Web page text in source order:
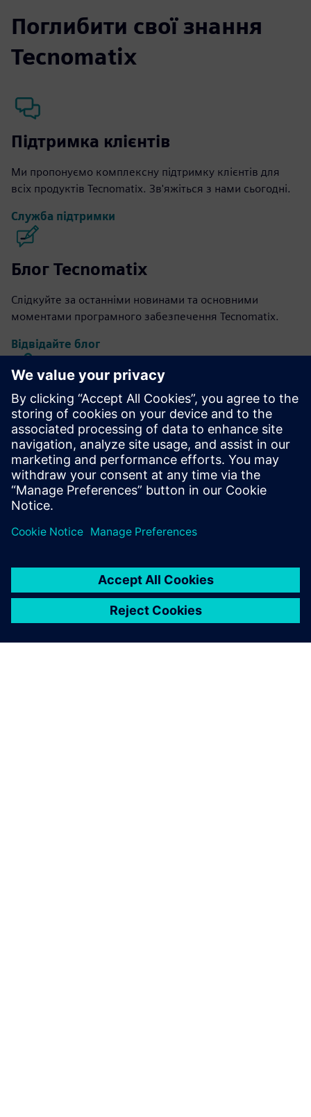
Поглибити свої знання
Tecnomatix
Підтримка клієнтів
Ми пропонуємо комплексну підтримку клієнтів для
всіх продуктів Tecnomatix. Зв'яжіться з нами сьогодні.
Служба підтримки
Блог Tecnomatix
Слідкуйте за останніми новинами та основними
моментами програмного забезпечення Tecnomatix.
Відвідайте блог
Спільнота Tecnomatix
Приєднуйтесь до розмови та отримайте відповіді на всі
ваші запитання щодо програмного забезпечення
Tecnomatix.
Відвідайте спільноту